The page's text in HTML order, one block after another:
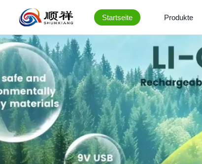
Startseite Produkte